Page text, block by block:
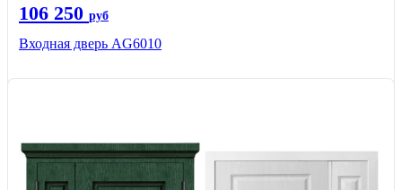
106 250 руб
Входная дверь AG6010